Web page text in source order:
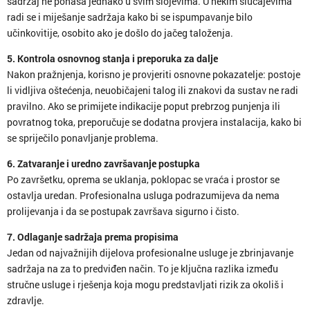
radi se i miješanje sadržaja kako bi se ispumpavanje bilo
učinkovitije, osobito ako je došlo do jačeg taloženja.
5. Kontrola osnovnog stanja i preporuka za dalje
Nakon pražnjenja, korisno je provjeriti osnovne pokazatelje: postoje
li vidljiva oštećenja, neuobičajeni talog ili znakovi da sustav ne radi
pravilno. Ako se primijete indikacije poput prebrzog punjenja ili
povratnog toka, preporučuje se dodatna provjera instalacija, kako bi
se spriječilo ponavljanje problema.
6. Zatvaranje i uredno završavanje postupka
Po završetku, oprema se uklanja, poklopac se vraća i prostor se
ostavlja uredan. Profesionalna usluga podrazumijeva da nema
prolijevanja i da se postupak završava sigurno i čisto.
7. Odlaganje sadržaja prema propisima
Jedan od najvažnijih dijelova profesionalne usluge je zbrinjavanje
sadržaja na za to predviđen način. To je ključna razlika između
stručne usluge i rješenja koja mogu predstavljati rizik za okoliš i
zdravlje.